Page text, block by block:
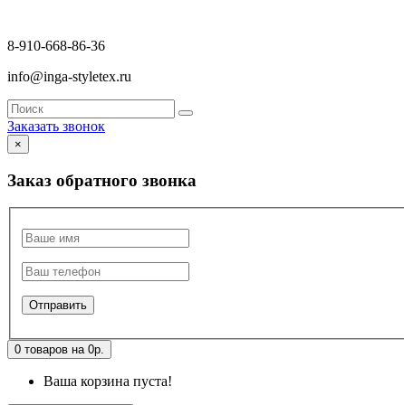
8-910-668-86-36
info@inga-styletex.ru
Заказать звонок
×
Заказ обратного звонка
0 товаров на 0р.
Ваша корзина пуста!